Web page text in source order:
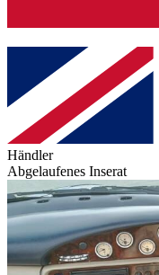
Händler
Abgelaufenes Inserat